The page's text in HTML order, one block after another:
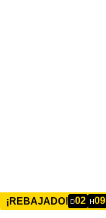
¡REBAJADO! D02 H09